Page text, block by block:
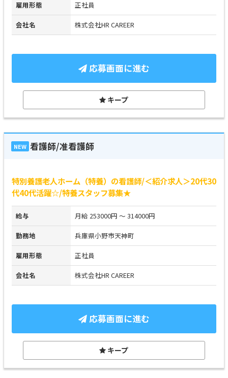
雇用形態 正社員
会社名 株式会社HR CAREER
応募画面に進む
キープ
NEW 看護師/准看護師
特別養護老人ホーム（特養）の看護師/＜紹介求人＞20代30
代40代活躍☆/特養スタッフ募集★
給与 月給 253000円 ～ 314000円
勤務地 兵庫県小野市天神町
雇用形態 正社員
会社名 株式会社HR CAREER
応募画面に進む
キープ